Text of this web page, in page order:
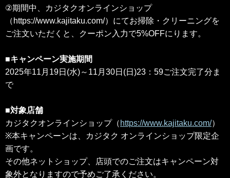
②期間中、カジタクオンラインショップ
（https://www.kajitaku.com/）にてお掃除・クリーニングを
ご注文いただくと、クーポン入力で5%OFFにります。
■キャンペーン実施期間
2025年11月19日(水)～11月30日(日)23：59ご注文完了分ま
で
■対象店舗
カジタクオンラインショップ（ https://www.kajitaku.com/）
※本キャンペーンは、カジタク オンラインショップ限定企
画です。
その他ネットショップ、店頭でのご注文はキャンペーン対
象外となりますので予めご了承ください。